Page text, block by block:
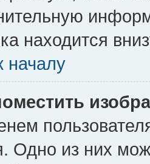
находится
началу
Одно из них